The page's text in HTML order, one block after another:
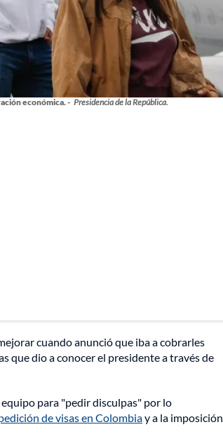
económica. - Presidencia de la República.
cuando anunció que iba a cobrarles
que dio a conocer el presidente a través de
para "pedir disculpas" por lo
de visas en Colombiay a la imposición